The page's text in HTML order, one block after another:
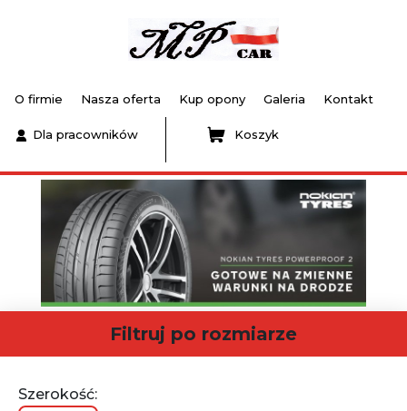
O firmie Nasza oferta Kup opony Galeria Kontakt
Dla pracowników Koszyk
Filtruj po rozmiarze
Szerokość: